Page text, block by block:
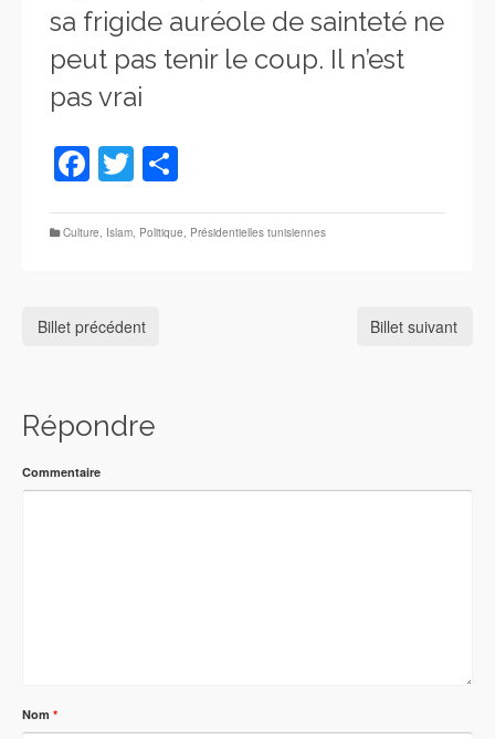
sa frigide auréole de sainteté ne
peut pas tenir le coup. Il n’est
pas vrai
Facebook
Twitter
Culture, Islam, Politique, Présidentielles tunisiennes
Billet précédent Billet suivant
Répondre
Commentaire
Nom *